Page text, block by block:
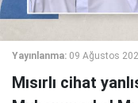
Yayınlanma: 09 Ağustos
Mısırlı cihat